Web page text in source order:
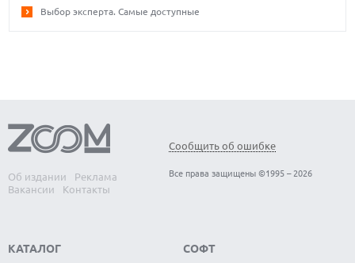
Выбор эксперта. Самые доступные
Об издании
Реклама
Вакансии
Контакты
Сообщить об ошибке
Все права защищены ©1995 – 2026
КАТАЛОГ
СОФТ